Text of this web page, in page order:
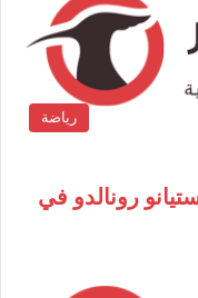
رياضة
رونالدو في